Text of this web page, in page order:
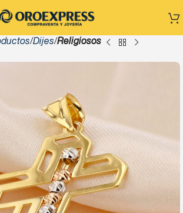
Dijes Religiosos